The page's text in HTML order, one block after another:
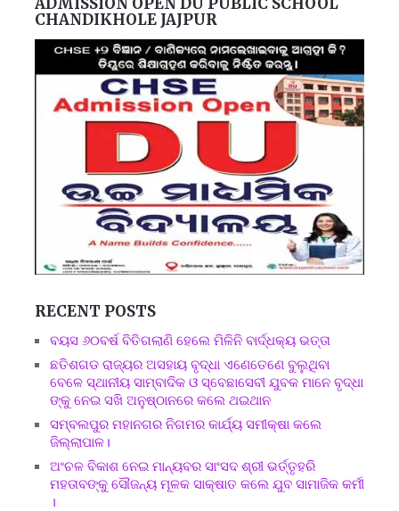
CHANDIKHOLE JAJPUR
RECENT POSTS
ବୟସ ୬୦ବର୍ଷ ବିତିଗଲାଣି ହେଲେ ମିଳିନି ବାର୍ଦ୍ଧକ୍ୟ ଭତ୍ତା
ଛତିଶଗଡ ରାଜ୍ୟର ଅସହାୟ ବୃଦ୍ଧା ଏଣେତେଣେ ବୁଲୁଥିବା
ବେଳେ ସ୍ଥାନୀୟ ସାମ୍ବାଦିକ ଓ ସ୍ବେଛାସେବୀ ଯୁବକ ମାନେ ବୃଦ୍ଧା
ଙ୍କୁ ନେଇ ସଖି ଅନୁଷ୍ଠାନରେ କଲେ ଥଇଥାନ
ସମ୍ବଲପୁର ମହାନଗର ନିଗମର କାର୍ଯ୍ୟ ସମୀକ୍ଷା କଲେ
ଜିଲ୍ଲାପାଳ।
ଅଂଚଳ ବିକାଶ ନେଇ ମାନ୍ୟବର ସାଂସଦ ଶ୍ରୀ ଭର୍ତ୍ତୃହରି
ମହତାବଙ୍କୁ ସୌଜନ୍ୟ ମୂଳକ ସାକ୍ଷାତ କଲେ ଯୁବ ସାମାଜିକ କର୍ମୀ
।